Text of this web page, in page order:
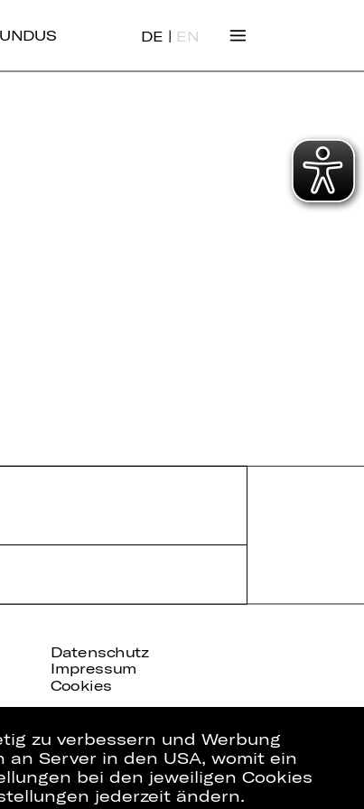
DE | EN
Datenschutz
Impressum
Cookies
zu verbessern und Werbung
Server in den USA, womit ein
bei den jeweiligen Cookies
jederzeit ändern.